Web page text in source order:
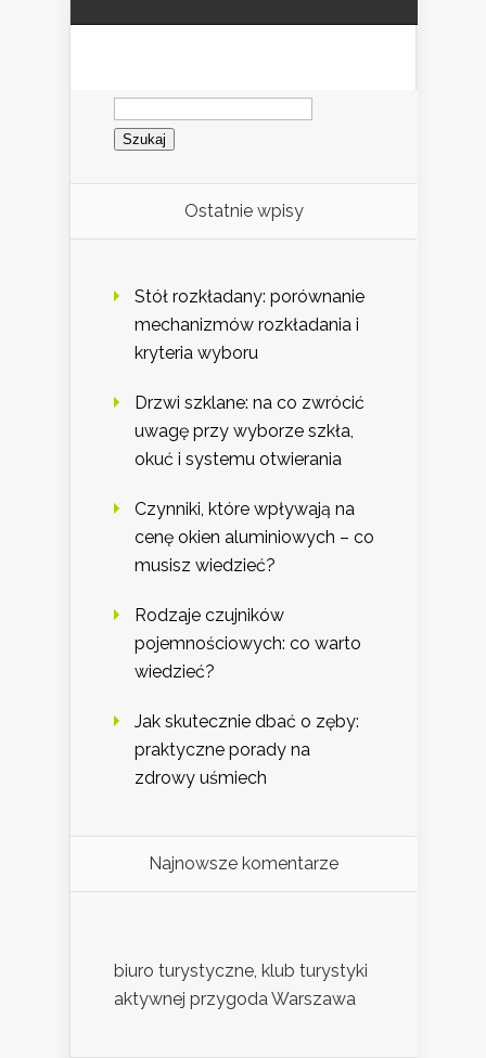
Szukaj:
Ostatnie wpisy
Stół rozkładany: porównanie
mechanizmów rozkładania i
kryteria wyboru
Drzwi szklane: na co zwrócić
uwagę przy wyborze szkła,
okuć i systemu otwierania
Czynniki, które wpływają na
cenę okien aluminiowych – co
musisz wiedzieć?
Rodzaje czujników
pojemnościowych: co warto
wiedzieć?
Jak skutecznie dbać o zęby:
praktyczne porady na
zdrowy uśmiech
Najnowsze komentarze
biuro turystyczne, klub turystyki
aktywnej przygoda Warszawa